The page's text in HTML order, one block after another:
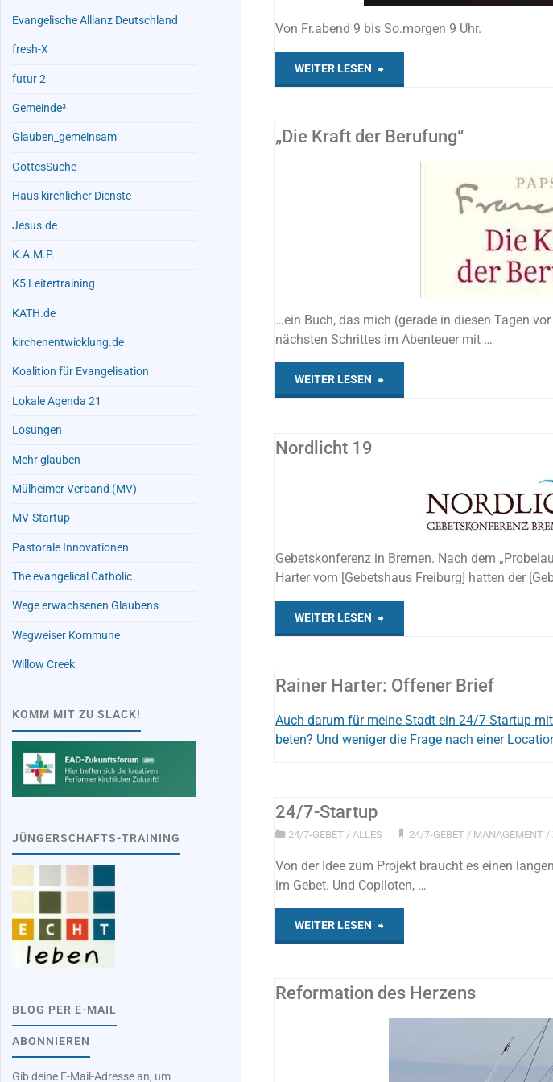
Von Fr.abend 9 bis So.morgen 9 Uhr.
WEITER LESEN "36
Gebet"
„Die Kraft der Berufung“
ALLES
…ein Buch, das mich (gerade in diesen Tagen
nächsten Schrittes im Abenteuer mit …
WEITER LESEN "„Die
Nordlicht 19
Gebetskonferenz in Bremen. Nach dem
Harter vom [Gebetshaus Freiburg] hatten der
WEITER LESEN "Nordlicht
Rainer Harter: Offener Brief
Auch darum für meine Stadt ein 24/7-Startup
beten? Und weniger die Frage nach einer
24/7-Startup
24/7-GEBET / ALLES 24/7-GEBET/ MANAGEMENT/
Von der Idee zum Projekt braucht es einen
im Gebet. Und Copiloten, …
WEITER LESEN "24/7-
Reformation des Herzens
Evangelische Allianz Deutschland
fresh-X
futur 2
Gemeinde³
Glauben_gemeinsam
GottesSuche
Haus kirchlicher Dienste
Jesus.de
K.A.M.P.
K5 Leitertraining
KATH.de
kirchenentwicklung.de
Koalition für Evangelisation
Lokale Agenda 21
Losungen
Mehr glauben
Mülheimer Verband (MV)
MV-Startup
Pastorale Innovationen
The evangelical Catholic
Wege erwachsenen Glaubens
Wegweiser Kommune
Willow Creek
KOMM MIT ZU SLACK!
JÜNGERSCHAFTS-TRAINING
BLOG PER E-MAIL
ABONNIEREN
Gib deine E-Mail-Adresse an, um